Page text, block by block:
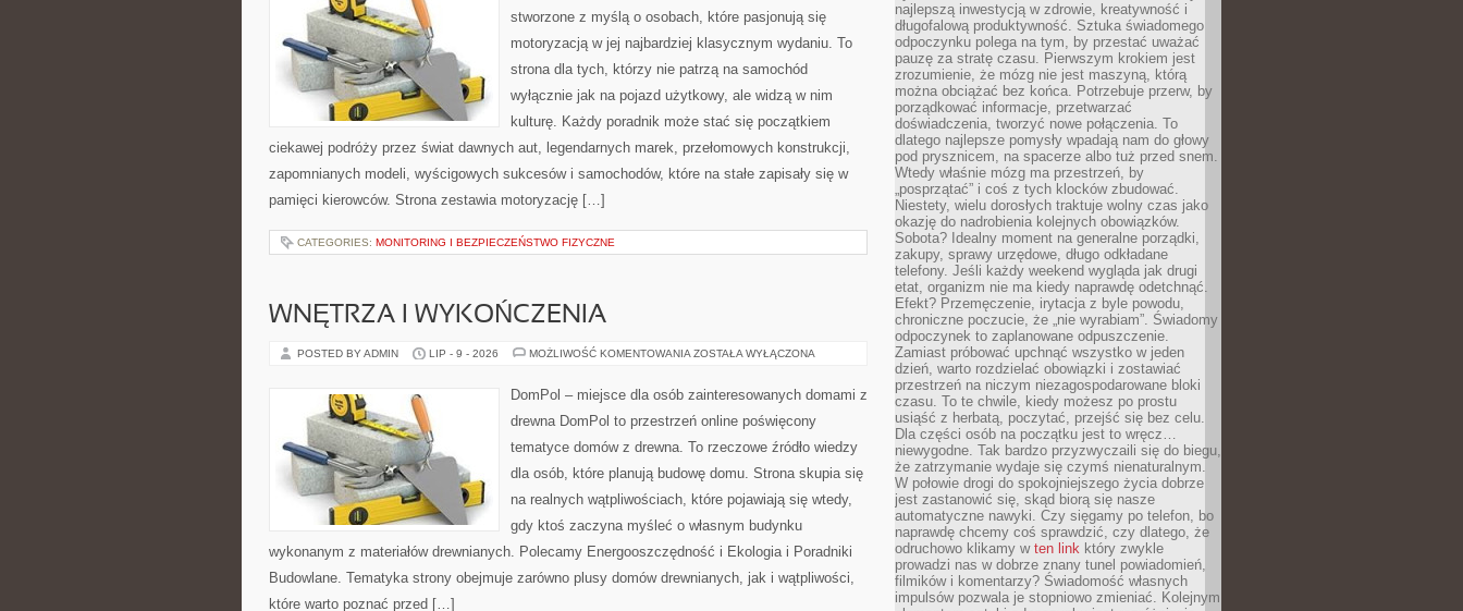
stworzone z myślą o osobach, które pasjonują się
motoryzacją w jej najbardziej klasycznym wydaniu. To
strona dla tych, którzy nie patrzą na samochód
wyłącznie jak na pojazd użytkowy, ale widzą w nim
kulturę. Każdy poradnik może stać się początkiem
ciekawej podróży przez świat dawnych aut, legendarnych marek, przełomowych konstrukcji,
zapomnianych modeli, wyścigowych sukcesów i samochodów, które na stałe zapisały się w
pamięci kierowców. Strona zestawia motoryzację […]
CATEGORIES: MONITORING I BEZPIECZEŃSTWO FIZYCZNE
WNĘTRZA I WYKOŃCZENIA
POSTED BY ADMIN LIP - 9 - 2026 MOŻLIWOŚĆ KOMENTOWANIA WNĘTRZA
ZOSTAŁA WYŁĄCZONA
DomPol – miejsce dla osób zainteresowanych domami z
drewna DomPol to przestrzeń online poświęcony
tematyce domów z drewna. To rzeczowe źródło wiedzy
dla osób, które planują budowę domu. Strona skupia się
na realnych wątpliwościach, które pojawiają się wtedy,
gdy ktoś zaczyna myśleć o własnym budynku
wykonanym z materiałów drewnianych. Polecamy Energooszczędność i Ekologia i Poradniki
Budowlane. Tematyka strony obejmuje zarówno plusy domów drewnianych, jak i wątpliwości,
które warto poznać przed […]
najlepszą inwestycją w zdrowie, kreatywność i
długofalową produktywność. Sztuka świadomego
odpoczynku polega na tym, by przestać uważać
pauzę za stratę czasu. Pierwszym krokiem jest
zrozumienie, że mózg nie jest maszyną, którą
można obciążać bez końca. Potrzebuje przerw, by
porządkować informacje, przetwarzać
doświadczenia, tworzyć nowe połączenia. To
dlatego najlepsze pomysły wpadają nam do głowy
pod prysznicem, na spacerze albo tuż przed snem.
Wtedy właśnie mózg ma przestrzeń, by
„posprzątać” i coś z tych klocków zbudować.
Niestety, wielu dorosłych traktuje wolny czas jako
okazję do nadrobienia kolejnych obowiązków.
Sobota? Idealny moment na generalne porządki,
zakupy, sprawy urzędowe, długo odkładane
telefony. Jeśli każdy weekend wygląda jak drugi
etat, organizm nie ma kiedy naprawdę odetchnąć.
Efekt? Przemęczenie, irytacja z byle powodu,
chroniczne poczucie, że „nie wyrabiam”. Świadomy
odpoczynek to zaplanowane odpuszczenie.
Zamiast próbować upchnąć wszystko w jeden
dzień, warto rozdzielać obowiązki i zostawiać
przestrzeń na niczym niezagospodarowane bloki
czasu. To te chwile, kiedy możesz po prostu
usiąść z herbatą, poczytać, przejść się bez celu.
Dla części osób na początku jest to wręcz…
niewygodne. Tak bardzo przyzwyczaili się do biegu,
że zatrzymanie wydaje się czymś nienaturalnym.
W połowie drogi do spokojniejszego życia dobrze
jest zastanowić się, skąd biorą się nasze
automatyczne nawyki. Czy sięgamy po telefon, bo
naprawdę chcemy coś sprawdzić, czy dlatego, że
odruchowo klikamy w ten link który zwykle
prowadzi nas w dobrze znany tunel powiadomień,
filmików i komentarzy? Świadomość własnych
impulsów pozwala je stopniowo zmieniać. Kolejnym